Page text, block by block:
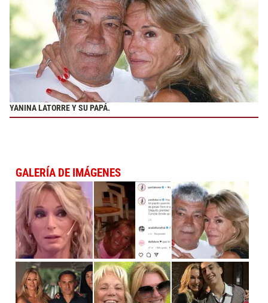
YANINA LATORRE Y SU PAPÁ.
GALERÍA DE IMÁGENES